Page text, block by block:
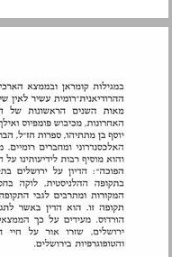
תקופת שיבת ציון ... 13